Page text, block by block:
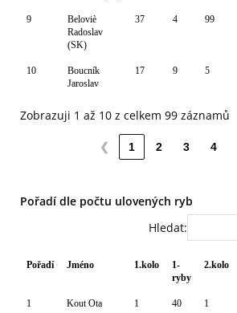
9
Beloviè
Radoslav
(SK)
37 4 99
10
Boucník
Jaroslav
17 9 5
Zobrazuji 1 až 10 z celkem 99 záznamů
❮ 1 2 3 4
Pořadí dle počtu ulovených ryb
Hledat:
Pořadí Jméno 1.kolo
1-
ryby
2.kolo
1 Kout Ota 1 40 1